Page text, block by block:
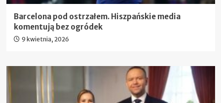
Barcelona pod ostrzałem. Hiszpańskie media
komentują bez ogródek
9 kwietnia, 2026